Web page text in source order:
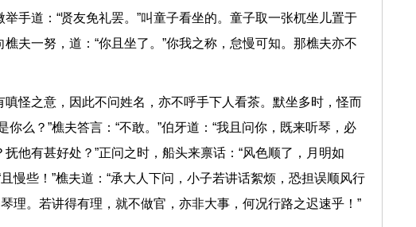
手道：“贤友免礼罢。”叫童子看坐的。童子取一张杌坐儿置于
夫一努，道：“你且坐了。”你我之称，怠慢可知。那樵夫亦不
嗔怪之意，因此不问姓名，亦不呼手下人看茶。默坐多时，怪而
你么？”樵夫答言：“不敢。”伯牙道：“我且问你，既来听琴，必
他有甚好处？”正问之时，船头来禀话：“风色顺了，月明如
慢些！”樵夫道：“承大人下问，小子若讲话絮烦，恐担误顺风行
理。若讲得有理，就不做官，亦非大事，何况行路之迟速乎！”